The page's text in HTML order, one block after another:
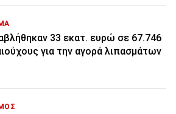
33 εκατ. ευρώ σε 67.746
για την αγορά λιπασμάτων